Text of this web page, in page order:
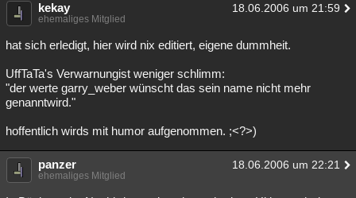
kekay 18.06.2006 um 21:59
ehemaliges Mitglied
hat sich erledigt, hier wird nix editiert, eigene dummheit.
UffTaTa's Verwarnungist weniger schlimm:
"der werte garry_weber wünscht das sein name nicht mehr
genanntwird."
hoffentlich wirds mit humor aufgenommen. ;<?>)
panzer 18.06.2006 um 22:21
ehemaliges Mitglied